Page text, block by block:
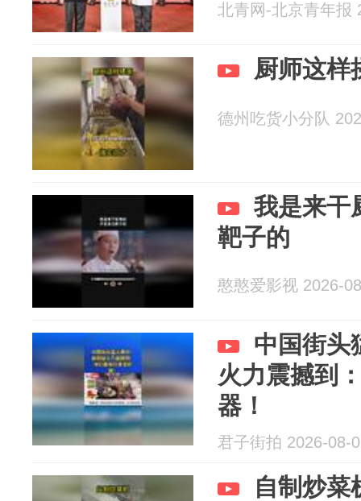
北青网-北京青年报
厨师这样
德州吃货小分队
我是来干
靶子的
憨憨爱影视 2026-
中国街头
火力震撼到
器！
君子街拍 2026-08-
自制炒菜